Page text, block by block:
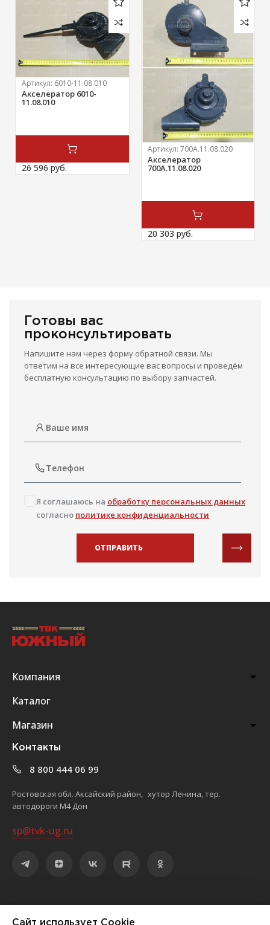
Артикул: 6010-11.08.010
Акселератор 6010-
11.08.010
26 596 руб.
Артикул: 700А.11.08.020
Акселератор
700А.11.08.020
20 303 руб.
Готовы вас
проконсультировать
Напишите нам через форму обратной связи. Мы
ответим на все интересующие вас вопросы и проведём
бесплатную консультацию по выбору запчастей.
Я соглашаюсь на обработку персональных данных
согласно политике конфиденциальности
ОТПРАВИТЬ
Компания
Каталог
Магазин
Контакты
8 800 444 06 99
Ростовская обл. Аксайский район, хутор Ленина, тер.
автодороги М4 Дон
sp@tvk-ug.ru
Сайт использует Cookie